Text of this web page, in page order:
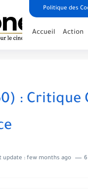
Politique des
Accueil Action
: Critique
update : few months ago